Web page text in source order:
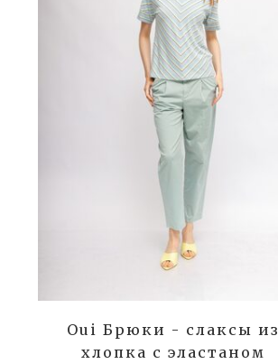
Oui Брюки - слаксы из
хлопка с эластаном